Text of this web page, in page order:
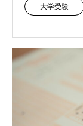
大学受験